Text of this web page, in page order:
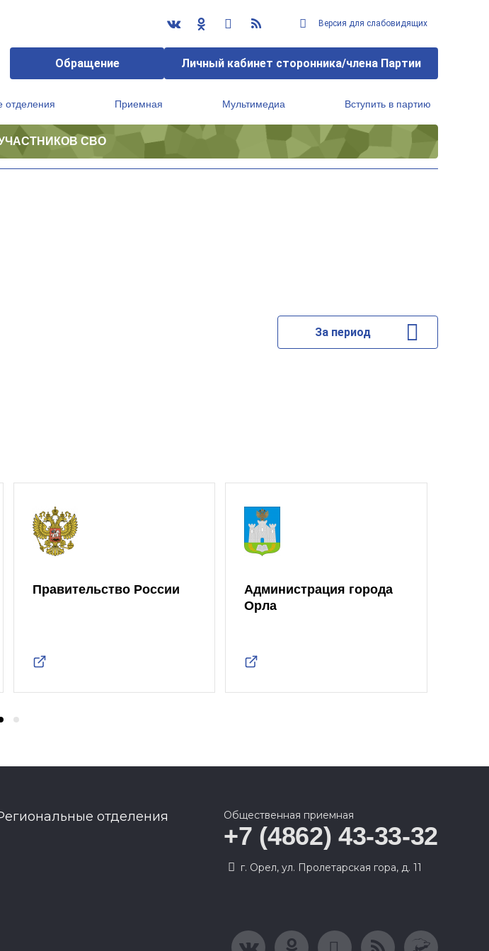
Версия для слабовидящих
Обращение Личный кабинет сторонника/члена Партии
отделения Приемная Мультимедиа Вступить в партию
СВО
За период
Правительство России
Администрация города
Орла
отделения Общественная приемная
+7 (4862) 43-33-32
г. Орел, ул. Пролетарская гора, д. 11